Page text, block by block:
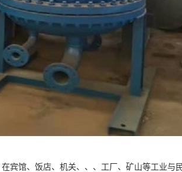
宾馆、饭店、机关、、、工厂、矿山等工业与